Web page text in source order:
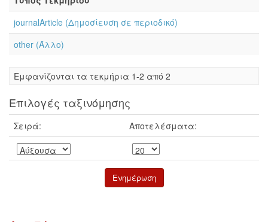
journalArticle (Δημοσίευση σε περιοδικό)
other (Άλλο)
Eμφανίζονται τα τεκμήρια 1-2 από 2
Επιλογές ταξινόμησης
Σειρά: Αποτελέσματα: